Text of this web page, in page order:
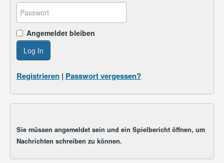
Angemeldet bleiben
Log In
Registrieren | Passwort vergessen?
Sie müssen angemeldet sein und ein Spielbericht öffnen, um
Nachrichten schreiben zu können.